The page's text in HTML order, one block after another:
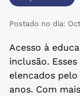
Postado no dia:
Acesso à
inclusão.
elencados
anos. Com